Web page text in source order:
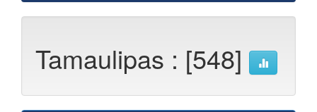
Tamaulipas : [548]